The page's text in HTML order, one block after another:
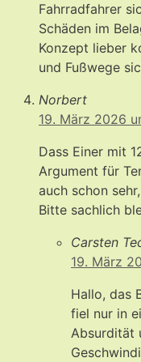
Fahrradfahrer
Schäden im
Konzept lieber
und Fußwege
Norbert
19. März 2026
Dass Einer mit
Argument für
auch schon
Bitte sachlich
Carsten
19. März
Hallo, das
fiel nur in
Absurdität